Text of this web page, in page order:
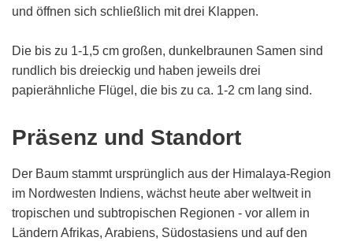
und öffnen sich schließlich mit drei Klappen.
Die bis zu 1-1,5 cm großen, dunkelbraunen Samen sind
rundlich bis dreieckig und haben jeweils drei
papierähnliche Flügel, die bis zu ca. 1-2 cm lang sind.
Präsenz und Standort
Der Baum stammt ursprünglich aus der Himalaya-Region
im Nordwesten Indiens, wächst heute aber weltweit in
tropischen und subtropischen Regionen - vor allem in
Ländern Afrikas, Arabiens, Südostasiens und auf den